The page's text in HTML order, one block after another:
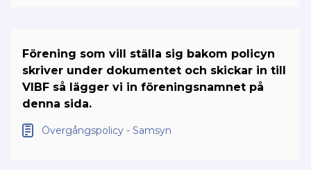
Förening som vill ställa sig bakom policyn
skriver under dokumentet och skickar in till
VIBF så lägger vi in föreningsnamnet på
denna sida.
Övergångspolicy - Samsyn